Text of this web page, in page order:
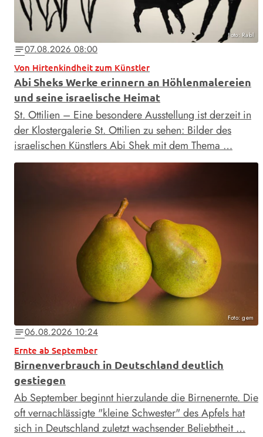
Foto: Rabl
notes07.08.2026 08:00
Von Hirtenkindheit zum Künstler
Abi Sheks Werke erinnern an Höhlenmalereien
und seine israelische Heimat
St. Ottilien – Eine besondere Ausstellung ist derzeit in
der Klostergalerie St. Ottilien zu sehen: Bilder des
israelischen Künstlers Abi Shek mit dem Thema …
Foto: gem
notes06.08.2026 10:24
Ernte ab September
Birnenverbrauch in Deutschland deutlich
gestiegen
Ab September beginnt hierzulande die Birnenernte. Die
oft vernachlässigte "kleine Schwester" des Apfels hat
sich in Deutschland zuletzt wachsender Beliebtheit …